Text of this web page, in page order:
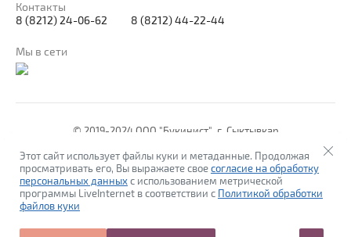
Контакты
8 (8212) 24-06-62
8 (8212) 44-22-44
Мы в сети
© 2019-2024 ООО "Букинист", г. Сыктывкар
new bookinist11.ru — создание интернет-магазина , веб-студия
Этот сайт использует файлы куки и метаданные. Продолжая
просматривать его, Вы выражаете своесогласие на обработку
персональных данныхс использованием метрической
программы LiveInternet в соответствии с Политикой обработки
файлов куки